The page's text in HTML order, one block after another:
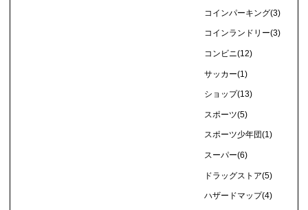
コインパーキング(3)
コインランドリー(3)
コンビニ(12)
サッカー(1)
ショップ(13)
スポーツ(5)
スポーツ少年団(1)
スーパー(6)
ドラッグストア(5)
ハザードマップ(4)